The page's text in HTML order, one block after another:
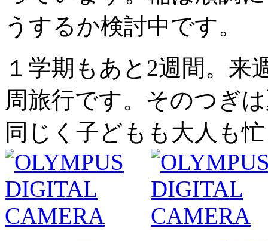
うするか検討中です。
１学期もあと2週間。来
周旅行です。そのつぎ
同じく子どもも大人も